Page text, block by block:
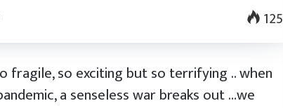
125
so exciting but so terrifying .. when
a senseless war breaks out …we